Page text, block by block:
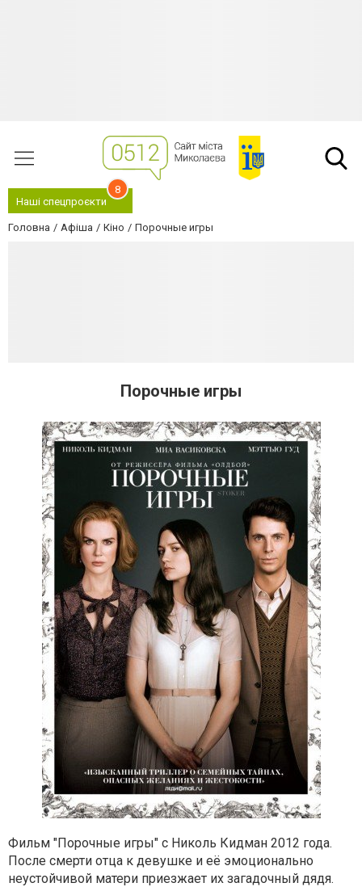
Наші спецпроєкти
8
Головна Афіша Кіно Порочные игры
Порочные игры
Фильм "Порочные игры" с Николь Кидман 2012 года.
После смерти отца к девушке и её эмоционально
неустойчивой матери приезжает их загадочный дядя.